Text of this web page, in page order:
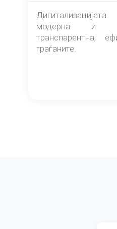
модерна и
транспарентна,
граѓаните.